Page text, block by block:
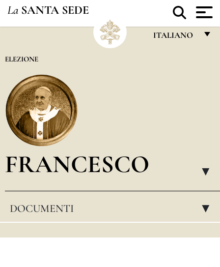
La SANTA SEDE
ITALIANO
العربيّة
ELEZIONE
FRANCESCO ▸
DOCUMENTI ▸